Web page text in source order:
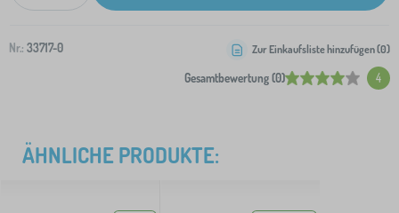
Nr.: 33717-0
Gesamtbewertung (0) 4
Zur Einkaufsliste hinzufügen (0)
ÄHNLICHE PRODUKTE: